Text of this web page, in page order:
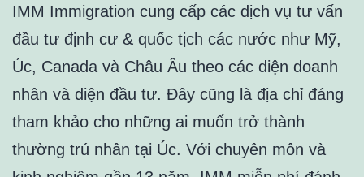
IMM Immigration cung cấp các dịch vụ tư vấn
đầu tư định cư & quốc tịch các nước như Mỹ,
Úc, Canada và Châu Âu theo các diện doanh
nhân và diện đầu tư. Đây cũng là địa chỉ đáng
tham khảo cho những ai muốn trở thành
thường trú nhân tại Úc. Với chuyên môn và